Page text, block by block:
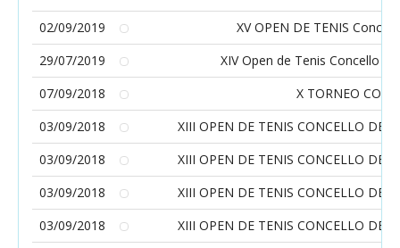
02/09/2019
XV OPEN DE TENIS
29/07/2019
XIV Open de Tenis Concello
07/09/2018
X TORNEO
03/09/2018
XIII OPEN DE TENIS CONCELLO DE
03/09/2018
XIII OPEN DE TENIS CONCELLO DE
03/09/2018
XIII OPEN DE TENIS CONCELLO DE
03/09/2018
XIII OPEN DE TENIS CONCELLO DE